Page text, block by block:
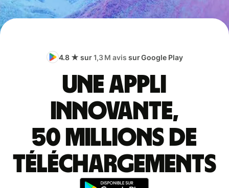
4.8 ★ sur1,3 M avis sur Google Play
Une appli
innovante,
50 millions de
téléchargements